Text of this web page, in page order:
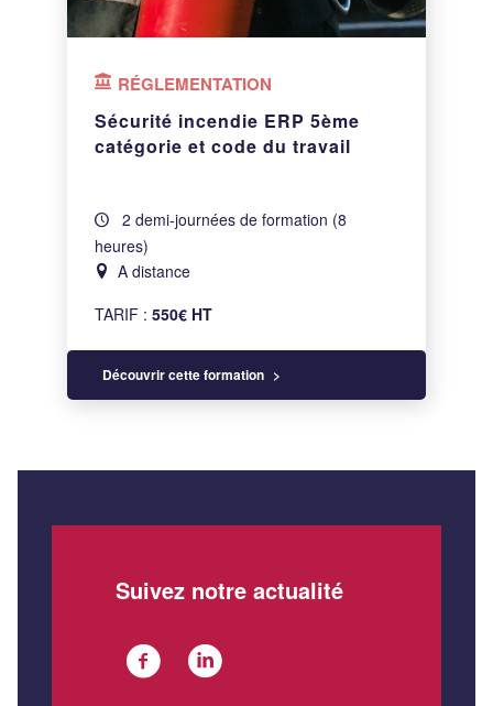
RÉGLEMENTATION
Sécurité incendie ERP 5ème
catégorie et code du travail
2 demi-journées de formation (8
heures)
A distance
TARIF :550€ HT
Découvrir cette formation
Suivez notre actualité